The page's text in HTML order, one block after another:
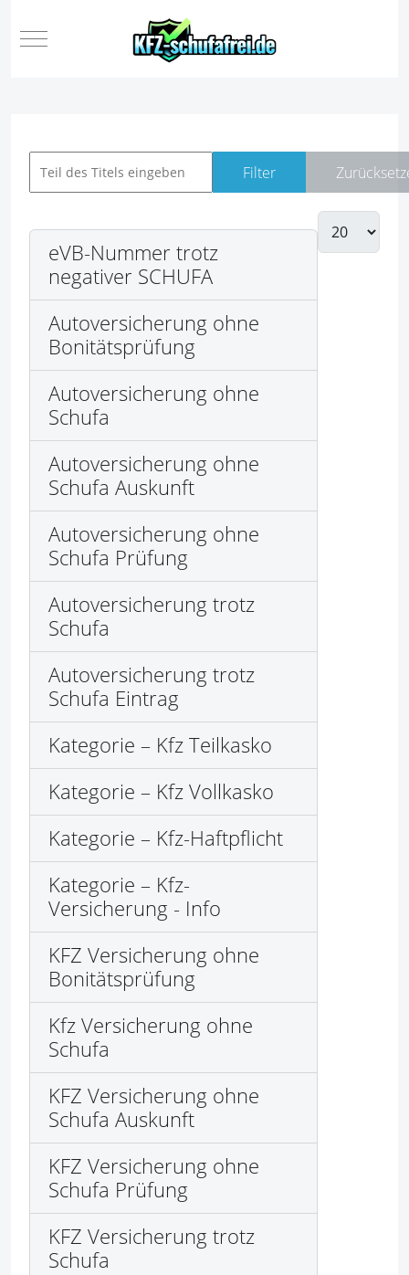
Mobile Menu Toggle
Filter
eVB-Nummer trotz
negativer SCHUFA
Autoversicherung ohne
Bonitätsprüfung
Autoversicherung ohne
Schufa
Autoversicherung ohne
Schufa Auskunft
Autoversicherung ohne
Schufa Prüfung
Autoversicherung trotz
Schufa
Autoversicherung trotz
Schufa Eintrag
Kategorie – Kfz Teilkasko
Kategorie – Kfz Vollkasko
Kategorie – Kfz-Haftpflicht
Kategorie – Kfz-
Versicherung - Info
KFZ Versicherung ohne
Bonitätsprüfung
Kfz Versicherung ohne
Schufa
KFZ Versicherung ohne
Schufa Auskunft
KFZ Versicherung ohne
Schufa Prüfung
KFZ Versicherung trotz
Schufa